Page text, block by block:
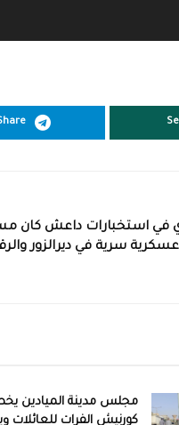
في استخبارات داعش كان
سرية في ديرالزور
مجلس مدينة الميادين
كورنيش الفرات للعائلات